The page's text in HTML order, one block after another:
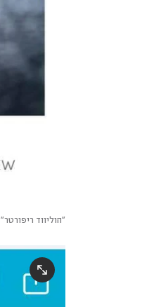
"הוליווד ריפורטר"